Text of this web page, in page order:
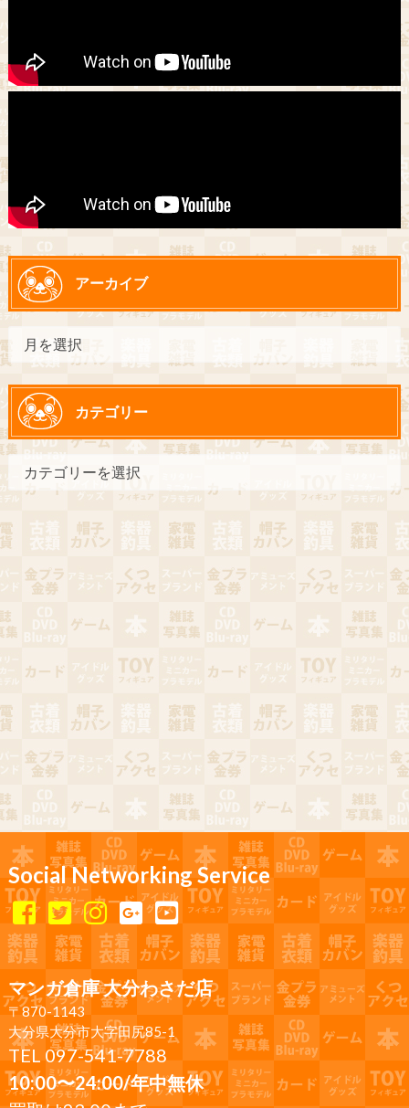
アーカイブ
カテゴリー
Social Networking Service
マンガ倉庫 大分わさだ店
〒870-1143
大分県大分市大字田尻85-1
TEL 097-541-7788
10:00〜24:00/年中無休